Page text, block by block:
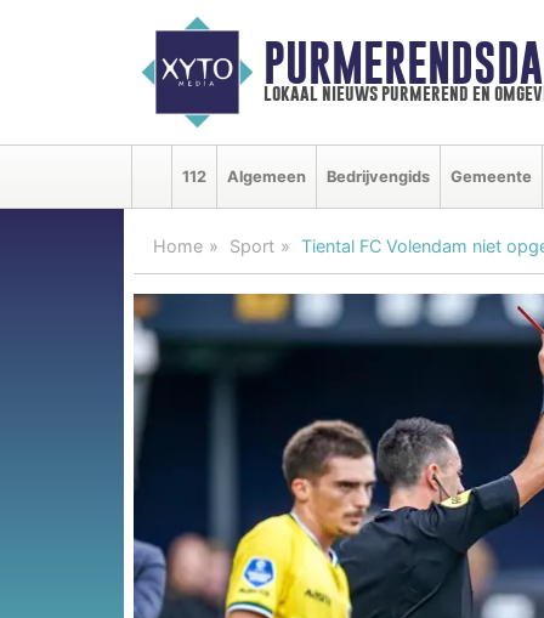
lokaal nieuws purmerend en
112 Algemeen Bedrijvengids Gemeente
Home Sport Tiental FC Volendam niet